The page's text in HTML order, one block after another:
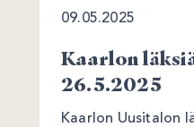
09.05.2025
Kaarlon
26.5.2025
Kaarlon Uusitalon